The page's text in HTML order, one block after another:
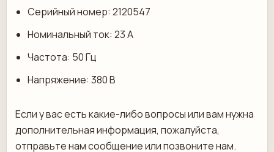
Серийный номер: 2120547
Номинальный ток: 23 А
Частота: 50 Гц
Напряжение: 380 В
Если у вас есть какие-либо вопросы или вам нужна
дополнительная информация, пожалуйста,
отправьте нам сообщение или позвоните нам.